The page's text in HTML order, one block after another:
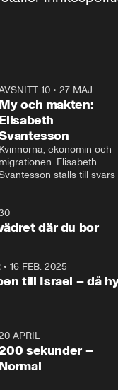
10 •27 MAJ
My och makten:
Elisabeth
Kvinnorna, ekonomin och
migrationen. Elisabeth
ställs till svars
där du bor
• 16 FEB. 2025
till Israel – då
APRIL
sekunder –
Normal